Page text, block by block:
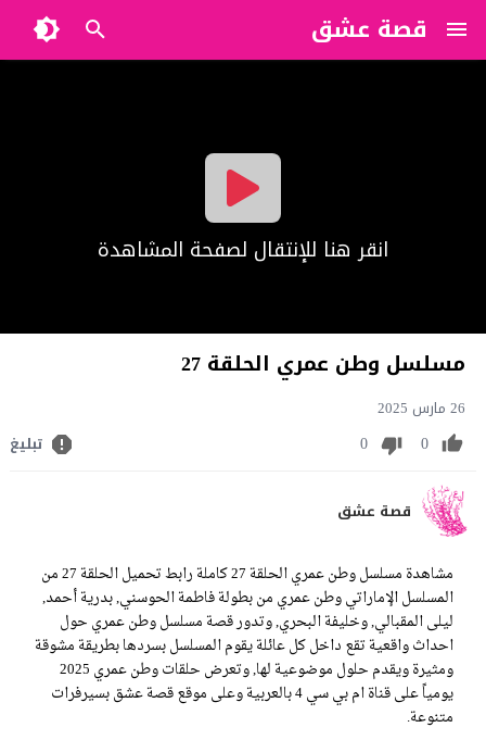
قصة عشق
?>
انقر هنا للإنتقال لصفحة المشاهدة
مسلسل وطن عمري الحلقة 27
26 مارس 2025
0
0 تبليغ
قصة عشق
مشاهدة مسلسل وطن عمري الحلقة 27 كاملة رابط تحميل الحلقة 27 من
المسلسل الإماراتي وطن عمري من بطولة فاطمة الحوسني, بدرية أحمد,
ليلى المقبالي, وخليفة البحري, وتدور قصة مسلسل وطن عمري حول
احداث واقعية تقع داخل كل عائلة يقوم المسلسل بسردها بطريقة مشوقة
ومثيرة ويقدم حلول موضوعية لها, وتعرض حلقات وطن عمري 2025
يومياً على قناة ام بي سي 4 بالعربية وعلى موقع قصة عشق بسيرفرات
متنوعة.